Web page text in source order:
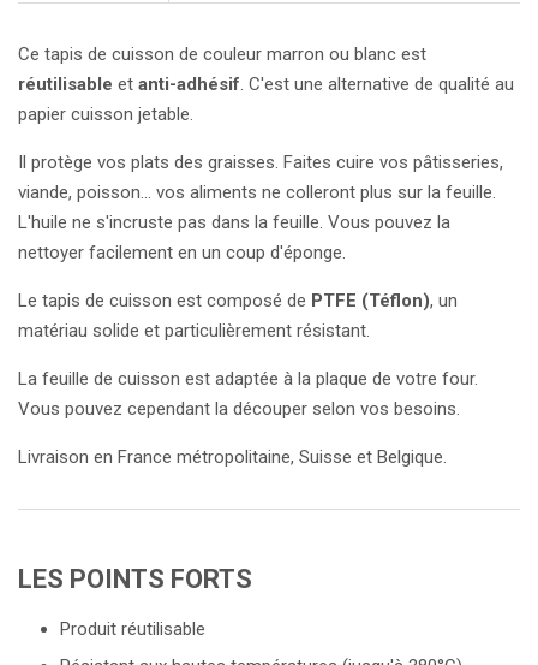
Ce tapis de cuisson de couleur marron ou blanc est
réutilisable et anti-adhésif . C'est une alternative de qualité au
papier cuisson jetable.
Il protège vos plats des graisses. Faites cuire vos pâtisseries,
viande, poisson... vos aliments ne colleront plus sur la feuille.
L'huile ne s'incruste pas dans la feuille. Vous pouvez la
nettoyer facilement en un coup d'éponge.
Le tapis de cuisson est composé de PTFE (Téflon), un
matériau solide et particulièrement résistant.
La feuille de cuisson est adaptée à la plaque de votre four.
Vous pouvez cependant la découper selon vos besoins.
Livraison en France métropolitaine, Suisse et Belgique.
LES POINTS FORTS
Produit réutilisable